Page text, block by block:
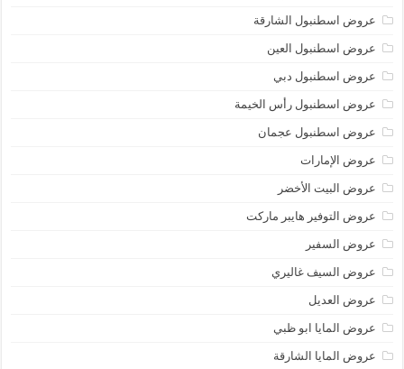
عروض اسطنبول الشارقة
عروض اسطنبول العين
عروض اسطنبول دبي
عروض اسطنبول رأس الخيمة
عروض اسطنبول عجمان
عروض الإمارات
عروض البيت الأخضر
عروض التوفير هايبر ماركت
عروض السفير
عروض السيف غاليري
عروض العديل
عروض المايا ابو ظبي
عروض المايا الشارقة